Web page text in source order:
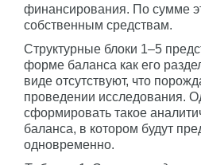
финансирования. По сумме
собственным средствам.
Структурные блоки 1–5
форме баланса как его
виде отсутствуют, что
проведении исследования.
сформировать такое
баланса, в котором будут
одновременно.